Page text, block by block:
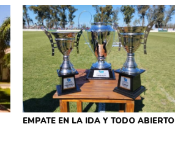
EMPATE EN LA IDA Y TODO ABIERTO